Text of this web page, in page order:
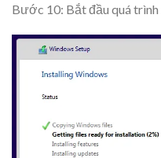
Bước 10: Bắt đầu quá trình